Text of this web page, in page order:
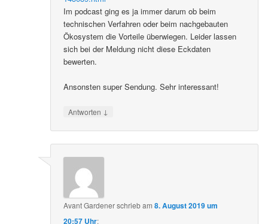
Im podcast ging es ja immer darum ob beim
technischen Verfahren oder beim nachgebauten
Ökosystem die Vorteile überwiegen. Leider lassen
sich bei der Meldung nicht diese Eckdaten
bewerten.
Ansonsten super Sendung. Sehr interessant!
Antworten ↓
Avant Gardenerschriebam8. August 2019 um
20:57 Uhr: